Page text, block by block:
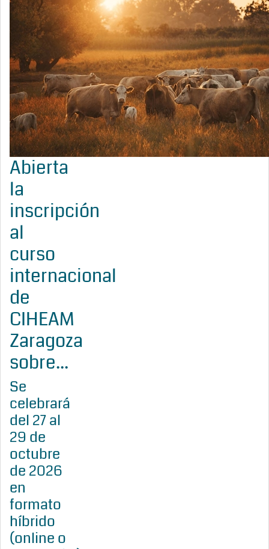
Abierta
la
inscripción
al
curso
internacional
de
CIHEAM
Zaragoza
sobre...
Se
celebrará
del 27 al
29 de
octubre
de 2026
en
formato
híbrido
(online o